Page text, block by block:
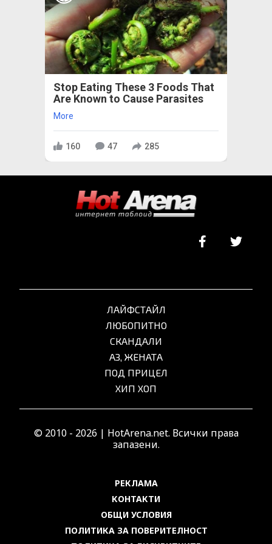
Stop Eating These 3 Foods That
Are Known to Cause Parasites
More
160 47 285
ЛАЙФСТАЙЛ
ЛЮБОПИТНО
СКАНДАЛИ
АЗ, ЖЕНАТА
ПОД ПРИЦЕЛ
ХИП ХОП
© 2010 - 2026 | HotArena.net. Всички права
запазени.
РЕКЛАМА
КОНТАКТИ
ОБЩИ УСЛОВИЯ
ПОЛИТИКА ЗА ПОВЕРИТЕЛНОСТ